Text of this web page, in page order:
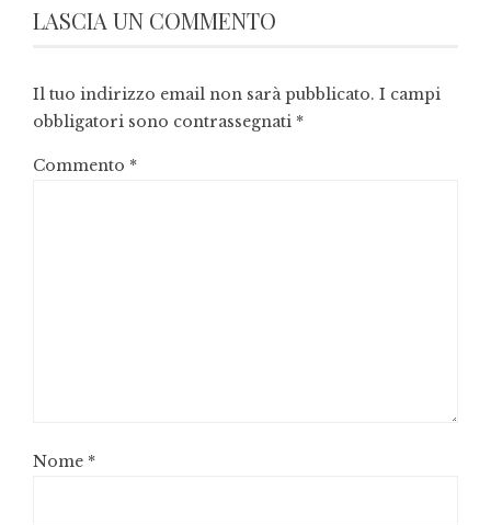
LASCIA UN COMMENTO
Il tuo indirizzo email non sarà pubblicato. I campi
obbligatori sono contrassegnati *
Commento *
Nome *